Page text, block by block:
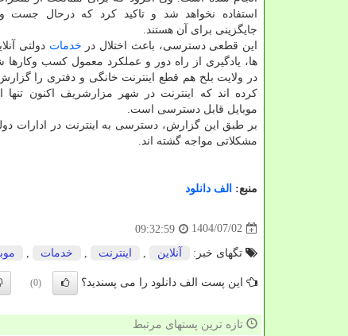
استفاده نخواهد شد و تاکید کرد که درحال جست
جایگزینی برای آن هستند.
این قطعی دسترسی، باعث اختلال در خدمات دولتی
ها، یادگیری از راه دور و عملکرد معمول کسب وکارها
در ولایت بلخ هم قطع اینترنت خانگی و دفتری را گزارش
کرده اند که اینترنت در شهر مزارشریف اکنون تنها
موبایل قابل دسترسی است.
بر طبق این گزارش، دسترسی به اینترنت در ادارات
مشکلاتی مواجه گشته اند.
منبع: الف دانلود
1404/07/02
09:32:59
تگهای خبر: آنلاین اینترنت خدمات
این پست الف دانلود را می پسندید؟ (0)
تازه ترین پستهای مرتبط